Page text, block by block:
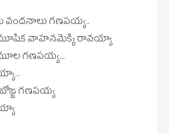
గణపయ్య..
వాహనమెక్కి రావయ్యా
గణపయ్య...
బోజ్జ గణపయ్య